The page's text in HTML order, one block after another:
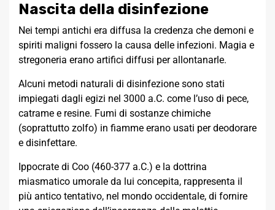
Nascita della disinfezione
Nei tempi antichi era diffusa la credenza che demoni e
spiriti maligni fossero la causa delle infezioni. Magia e
stregoneria erano artifici diffusi per allontanarle.
Alcuni metodi naturali di disinfezione sono stati
impiegati dagli egizi nel 3000 a.C. come l’uso di pece,
catrame e resine. Fumi di sostanze chimiche
(soprattutto zolfo) in fiamme erano usati per deodorare
e disinfettare.
Ippocrate di Coo (460-377 a.C.) e la dottrina
miasmatico umorale da lui concepita, rappresenta il
più antico tentativo, nel mondo occidentale, di fornire